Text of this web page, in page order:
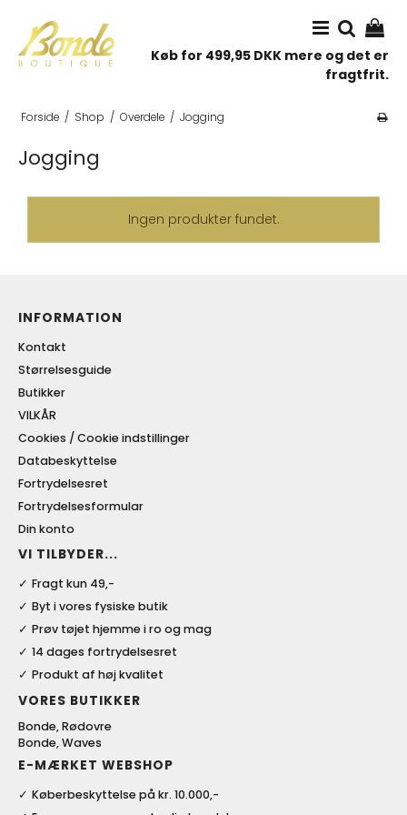
Køb for 499,95 DKK mere og det er
fragtfrit.
Forside / Shop / Overdele / Jogging
Jogging
Ingen produkter fundet.
INFORMATION
Kontakt
Størrelsesguide
Butikker
VILKÅR
Cookies / Cookie indstillinger
Databeskyttelse
Fortrydelsesret
Fortrydelsesformular
Din konto
VI TILBYDER...
Fragt kun 49,-
Byt i vores fysiske butik
Prøv tøjet hjemme i ro og mag
14 dages fortrydelsesret
Produkt af høj kvalitet
VORES BUTIKKER
Bonde, Rødovre
Bonde, Waves
E-MÆRKET WEBSHOP
Køberbeskyttelse på kr. 10.000,-